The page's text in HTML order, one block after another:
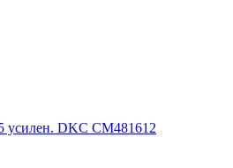
DKC CM481612